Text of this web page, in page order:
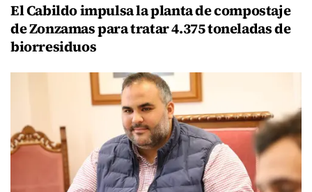
El Cabildo impulsa la planta de compostaje
de Zonzamas para tratar 4.375 toneladas de
biorresiduos